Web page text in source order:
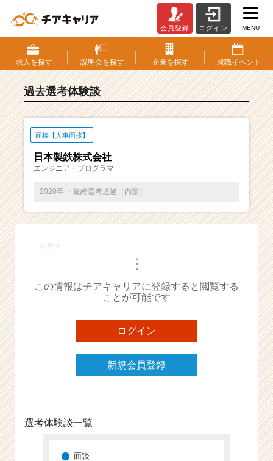
S・
選
考
験
ベ
ン
チ
ー・
成
ら
ス
ト
が
届
く
会員登録 ログイン MENU
求人を探す 説明会を探す 企業を探す 就職イベント
過去選考体験談
面接【人事面接】
日本製鉄株式会社
エンジニア・プログラマ
2020卒 ・最終選考通過（内定）
面接名
・・・
この情報はチアキャリアに登録すると閲覧する
ことが可能です
ログイン
新規会員登録
選考体験談一覧
面談